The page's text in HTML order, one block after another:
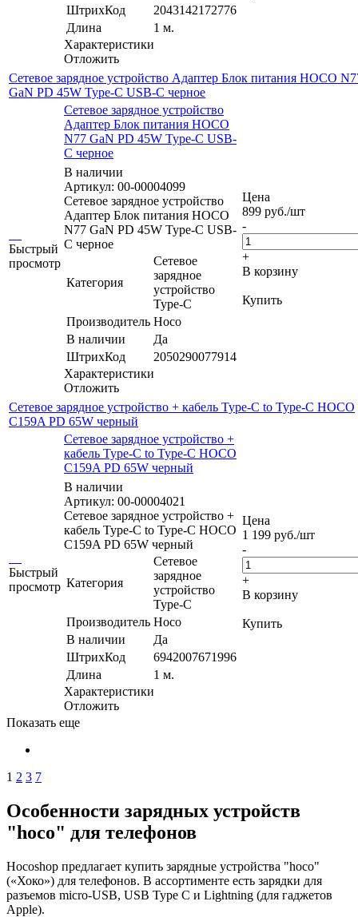
ШтрихКод
2043142172776
Длина
1 м.
Характеристики
Отложить
Сетевое зарядное устройство Адаптер Блок питания HOCO
GaN PD 45W Type-C USB-C черное
Быстрый
просмотр
Сетевое зарядное устройство
Адаптер Блок питания HOCO
N77 GaN PD 45W Type-C USB-
C черное
В наличии
Артикул: 00-00004099
Сетевое зарядное устройство
Адаптер Блок питания HOCO
N77 GaN PD 45W Type-C USB-
C черное
Категория
Сетевое
зарядное
устройство
Type-C
Производитель Hoco
В наличии
Да
ШтрихКод
2050290077914
Характеристики
Отложить
Цена
899 руб./шт
-
+
В корзину
Купить
Сетевое зарядное устройство + кабель Type-C to Type-C HOCO
C159A PD 65W черный
Быстрый
просмотр
Сетевое зарядное устройство +
кабель Type-C to Type-C HOCO
C159A PD 65W черный
В наличии
Артикул: 00-00004021
Сетевое зарядное устройство +
кабель Type-C to Type-C HOCO
C159A PD 65W черный
Категория
Сетевое
зарядное
устройство
Type-C
Производитель Hoco
В наличии
Да
ШтрихКод
6942007671996
Длина
1 м.
Характеристики
Отложить
Цена
1 199 руб./шт
-
+
В корзину
Купить
Показать еще
1 2 3 7
Особенности зарядных устройств
"hoco" для телефонов
Hocoshop предлагает купить зарядные устройства "hoco"
(«Хоко») для телефонов. В ассортименте есть зарядки для
разъемов micro-USB, USB Type C и Lightning (для гаджетов
Apple).